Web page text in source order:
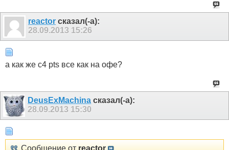
reactor сказал(-а):
28.09.2013 15:26
а как же c4 pts все как на офе?
DeusExMachina сказал(-а):
28.09.2013 15:30